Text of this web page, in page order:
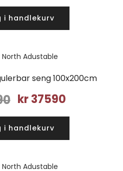
var:
kr44490. kr35590.
i handlekurv
seng 100x200cm
Opprinnelig
var:
kr46990.
kr 37590Nåværende
kr37590.
i handlekurv